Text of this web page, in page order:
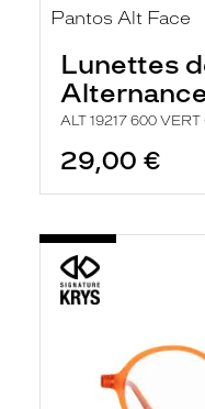
Lunettes
ALT 19217 600
29,00 €